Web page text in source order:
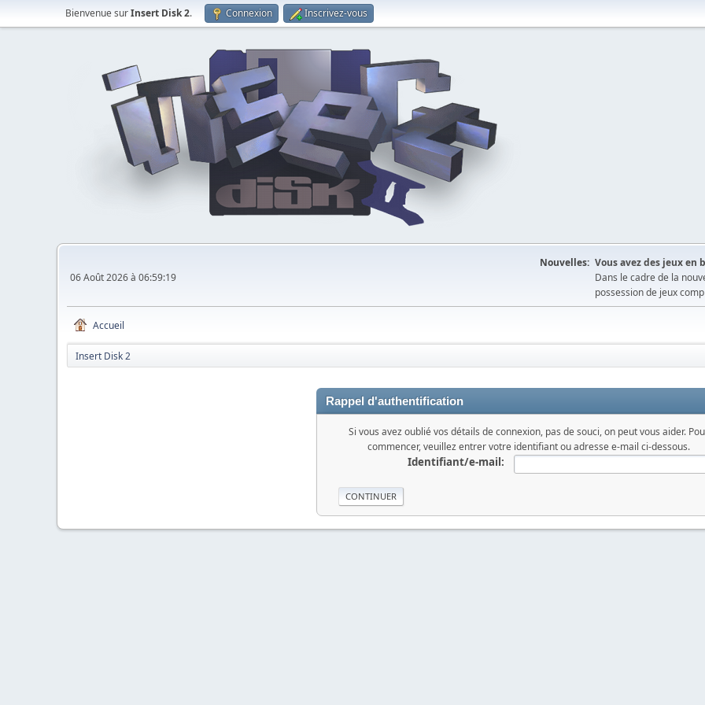
Bienvenue surInsert Disk 2. Connexion Inscrivez-vous
06 Août 2026 à 06:59:19
Nouvelles: Vous avez des jeux en
Dans le cadre de la
possession de jeux
Accueil
Insert Disk 2
Rappel d'authentification
Si vous avez oublié vos détails de connexion, pas de souci, on peut vous aider.
commencer, veuillez entrer votre identifiant ou adresse e-mail ci-dessous.
Identifiant/e-mail: